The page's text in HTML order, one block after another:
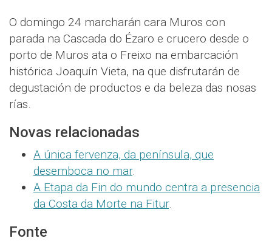
O domingo 24 marcharán cara Muros con
parada na Cascada do Ézaro e crucero desde o
porto de Muros ata o Freixo na embarcación
histórica Joaquín Vieta, na que disfrutarán de
degustación de productos e da beleza das nosas
rías.
Novas relacionadas
A única fervenza, da península, que
desemboca no mar.
A Etapa da Fin do mundo centra a presencia
da Costa da Morte na Fitur.
Fonte